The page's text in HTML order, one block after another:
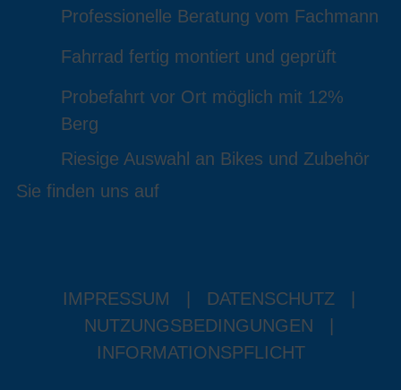
Professionelle Beratung vom Fachmann
Fahrrad fertig montiert und geprüft
Probefahrt vor Ort möglich mit 12%
Berg
Riesige Auswahl an Bikes und Zubehör
Sie finden uns auf
IMPRESSUM DATENSCHUTZ
NUTZUNGSBEDINGUNGEN
INFORMATIONSPFLICHT